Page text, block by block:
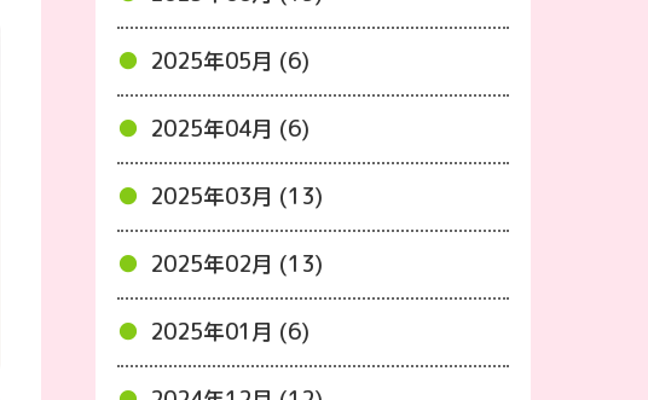
2025年05月 (6)
2025年04月 (6)
2025年03月 (13)
2025年02月 (13)
2025年01月 (6)